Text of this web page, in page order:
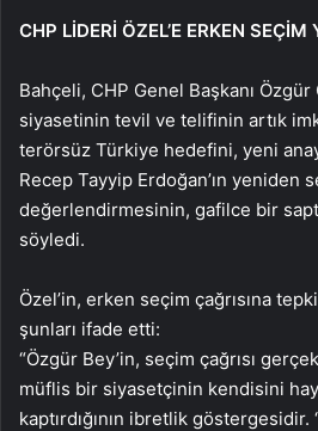
CHP LİDERİ ÖZEL’E ERKEN SEÇİM
Bahçeli, CHP Genel Başkanı Özgür
siyasetinin tevil ve telifinin artık
terörsüz Türkiye hedefini, yeni
Recep Tayyip Erdoğan’ın yeniden
değerlendirmesinin, gafilce bir
söyledi.
Özel’in, erken seçim çağrısına
şunları ifade etti:
“Özgür Bey’in, seçim çağrısı
müflis bir siyasetçinin kendisini
kaptırdığının ibretlik